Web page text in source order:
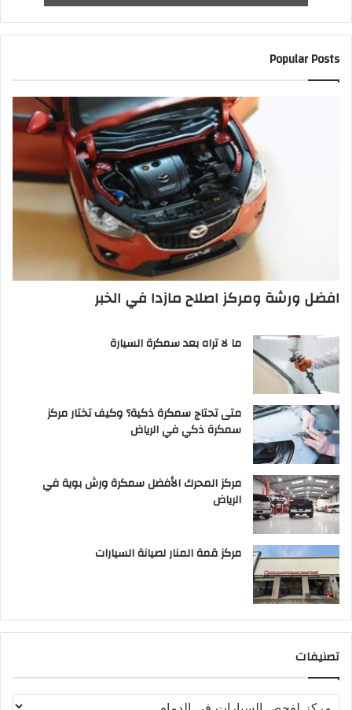
Popular Posts
افضل ورشة ومركز اصلاح مازدا في الخبر
ما لا تراه بعد سمكرة السيارة
متى تحتاج سمكرة ذكية؟ وكيف تختار مركز
سمكرة ذكي في الرياض
مركز المحرك الأفضل سمكرة ورش بوية في
الرياض
مركز قمة المنار لصيانة السيارات
تصنيفات